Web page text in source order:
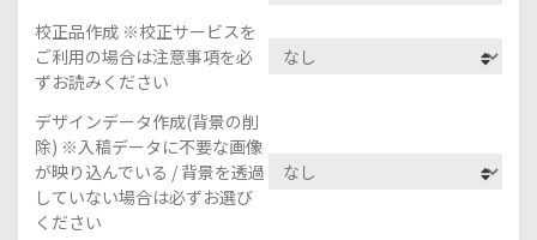
校正品作成 ※校正サービスを
ご利用の場合は注意事項を必
ずお読みください
デザインデータ作成(背景の削
除) ※入稿データに不要な画像
が映り込んでいる / 背景を透過
していない場合は必ずお選び
ください